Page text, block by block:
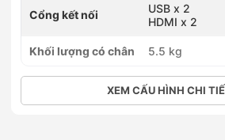
Cổng kết nối
USB x 2
HDMI x 2
Khối lượng có chân 5.5 kg
XEM CẤU HÌNH CHI